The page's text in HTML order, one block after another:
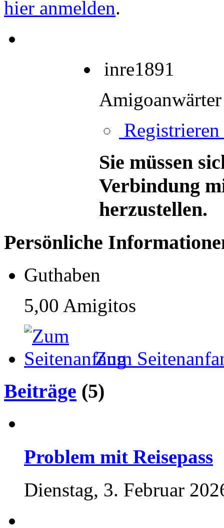
hier anmelden.
inre1891
Amigoanwärter
Sie müssen
Verbindung
herzustellen.
Persönliche
Guthaben
5,00 Amigitos
Zum
Beiträge (5)
Problem mit Reisepass
Dienstag, 3. Februar